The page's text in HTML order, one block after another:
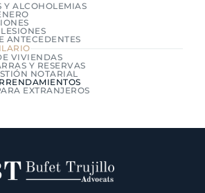
Y ALCOHOLEMIAS
ANTECEDENTES
VIVIENDAS
Y RESERVAS
NOTARIAL
EXTRANJEROS